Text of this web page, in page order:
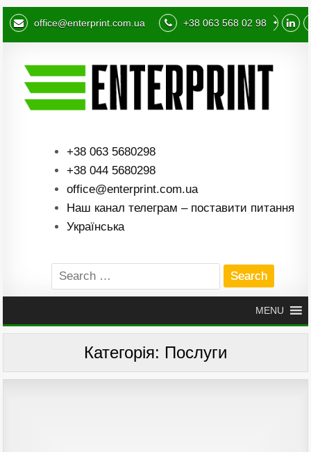
office@enterprint.com.ua +38 063 568 02 98
+38 063 5680298
+38 044 5680298
office@enterprint.com.ua
Наш канал телеграм – поставити питання
Українська
Search
for:
MENU
Категорія: Послуги